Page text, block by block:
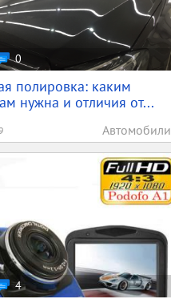
0
полировка: каким
нужна и отличия от...
Автомобили
4